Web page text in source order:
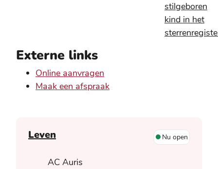
stilgeboren
kind in het
Externe links
Online aanvragen
Maak een afspraak
Leven Nu open
AdresAC Auris